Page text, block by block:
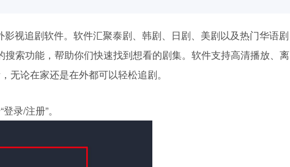
影视追剧软件。软件汇聚泰剧、韩剧、日剧、美剧以及热门华语剧
索功能，帮助你们快速找到想看的剧集。软件支持高清播放、离
无论在家还是在外都可以轻松追剧。
录/注册”。